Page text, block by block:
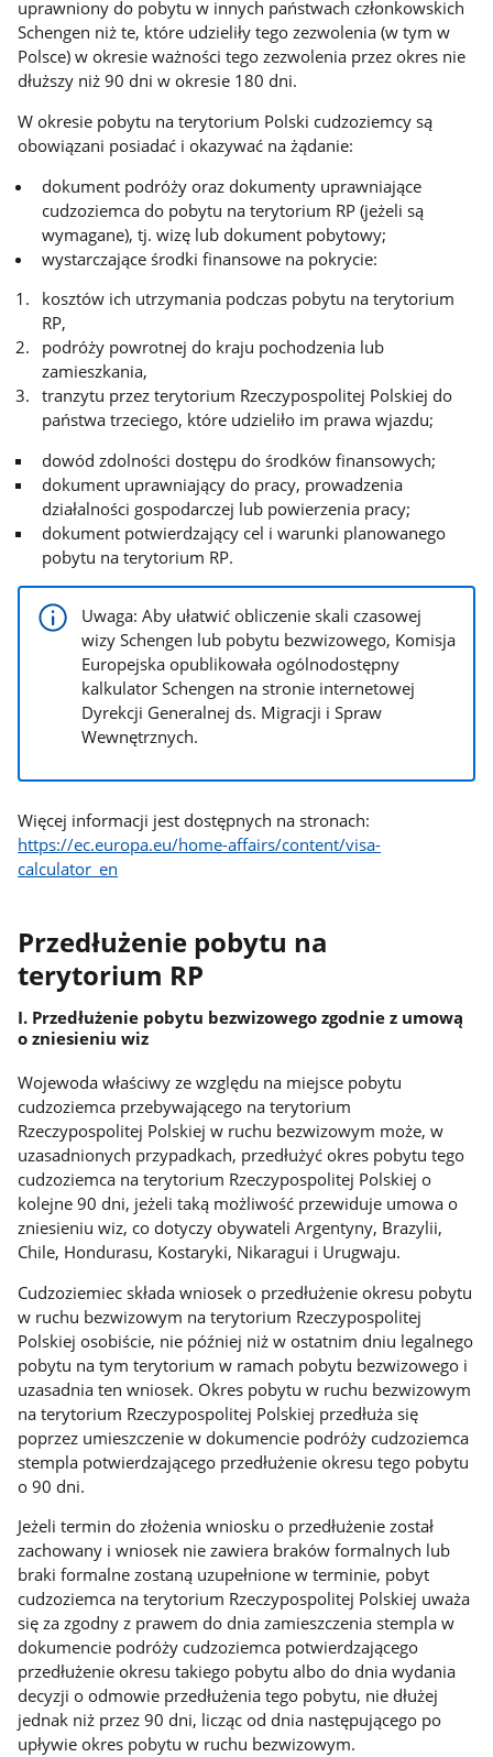
uprawniony do pobytu w innych państwach członkowskich
Schengen niż te, które udzieliły tego zezwolenia (w tym w
Polsce) w okresie ważności tego zezwolenia przez okres nie
dłuższy niż 90 dni w okresie 180 dni.
W okresie pobytu na terytorium Polski cudzoziemcy są
obowiązani posiadać i okazywać na żądanie:
dokument podróży oraz dokumenty uprawniające
cudzoziemca do pobytu na terytorium RP (jeżeli są
wymagane), tj. wizę lub dokument pobytowy;
wystarczające środki finansowe na pokrycie:
kosztów ich utrzymania podczas pobytu na terytorium
RP,
podróży powrotnej do kraju pochodzenia lub
zamieszkania,
tranzytu przez terytorium Rzeczypospolitej Polskiej do
państwa trzeciego, które udzieliło im prawa wjazdu;
dowód zdolności dostępu do środków finansowych;
dokument uprawniający do pracy, prowadzenia
działalności gospodarczej lub powierzenia pracy;
dokument potwierdzający cel i warunki planowanego
pobytu na terytorium RP.
Uwaga: Aby ułatwić obliczenie skali czasowej
wizy Schengen lub pobytu bezwizowego, Komisja
Europejska opublikowała ogólnodostępny
kalkulator Schengen na stronie internetowej
Dyrekcji Generalnej ds. Migracji i Spraw
Wewnętrznych.
Więcej informacji jest dostępnych na stronach:
https://ec.europa.eu/home-affairs/content/visa-
calculator_en
Przedłużenie pobytu na
terytorium RP
I. Przedłużenie pobytu bezwizowego zgodnie z umową
o zniesieniu wiz
Wojewoda właściwy ze względu na miejsce pobytu
cudzoziemca przebywającego na terytorium
Rzeczypospolitej Polskiej w ruchu bezwizowym może, w
uzasadnionych przypadkach, przedłużyć okres pobytu tego
cudzoziemca na terytorium Rzeczypospolitej Polskiej o
kolejne 90 dni, jeżeli taką możliwość przewiduje umowa o
zniesieniu wiz, co dotyczy obywateli Argentyny, Brazylii,
Chile, Hondurasu, Kostaryki, Nikaragui i Urugwaju.
Cudzoziemiec składa wniosek o przedłużenie okresu pobytu
w ruchu bezwizowym na terytorium Rzeczypospolitej
Polskiej osobiście, nie później niż w ostatnim dniu legalnego
pobytu na tym terytorium w ramach pobytu bezwizowego i
uzasadnia ten wniosek. Okres pobytu w ruchu bezwizowym
na terytorium Rzeczypospolitej Polskiej przedłuża się
poprzez umieszczenie w dokumencie podróży cudzoziemca
stempla potwierdzającego przedłużenie okresu tego pobytu
o 90 dni.
Jeżeli termin do złożenia wniosku o przedłużenie został
zachowany i wniosek nie zawiera braków formalnych lub
braki formalne zostaną uzupełnione w terminie, pobyt
cudzoziemca na terytorium Rzeczypospolitej Polskiej uważa
się za zgodny z prawem do dnia zamieszczenia stempla w
dokumencie podróży cudzoziemca potwierdzającego
przedłużenie okresu takiego pobytu albo do dnia wydania
decyzji o odmowie przedłużenia tego pobytu, nie dłużej
jednak niż przez 90 dni, licząc od dnia następującego po
upływie okres pobytu w ruchu bezwizowym.